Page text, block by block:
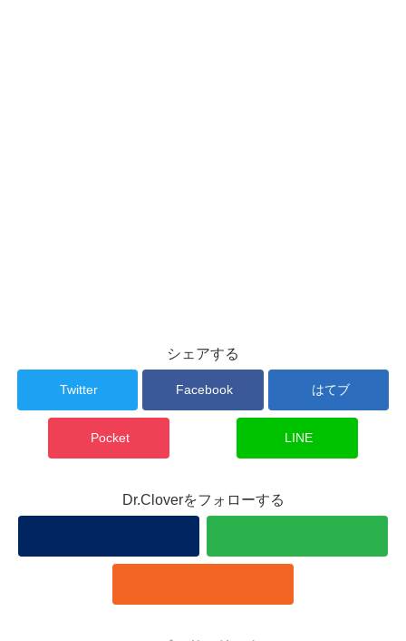
シェアする
Twitter Facebook はてブ
Pocket LINE
Dr.Cloverをフォローする